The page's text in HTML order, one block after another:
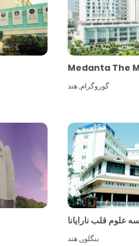
Medanta The
گوروگرام,هند
علوم قلب نارایانا
بنگلور,هند